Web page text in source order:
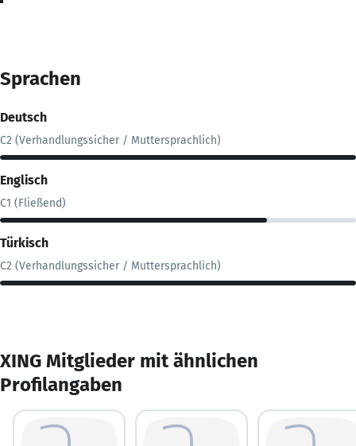
Sprachen
Deutsch
C2 (Verhandlungssicher / Muttersprachlich)
Englisch
C1 (Fließend)
Türkisch
C2 (Verhandlungssicher / Muttersprachlich)
XING Mitglieder mit ähnlichen
Profilangaben